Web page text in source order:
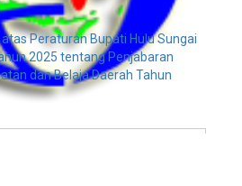
Peraturan Bupati Hulu Sungai
2025 tentang Penjabaran
dan Belaja Daerah Tahun